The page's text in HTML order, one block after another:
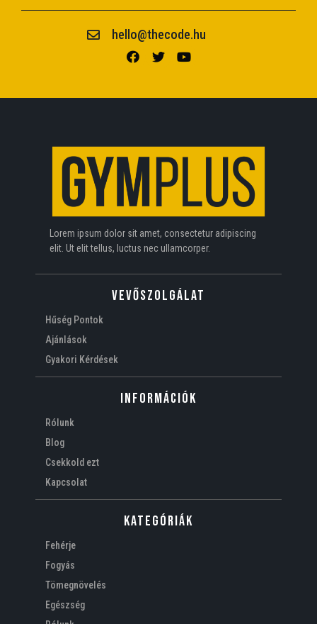
hello@thecode.hu
Lorem ipsum dolor sit amet, consectetur adipiscing
elit. Ut elit tellus, luctus nec ullamcorper.
VEVŐSZOLGÁLAT
Hűség Pontok
Ajánlások
Gyakori Kérdések
Információk
Rólunk
Blog
Csekkold ezt
Kapcsolat
Kategóriák
Fehérje
Fogyás
Tömegnövelés
Egészség